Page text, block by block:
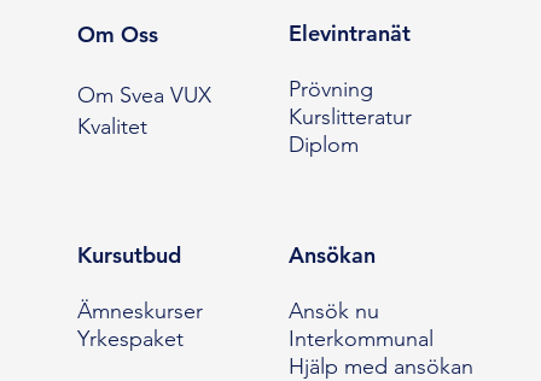
Om Oss
Om Svea VUX
Kvalitet
Elevintranät
Prövning
Kurslitteratur
Diplom
Kursutbud
Ämneskurser
Yrkespaket
Ansökan
Ansök nu
Interkommunal
Hjälp med ansökan